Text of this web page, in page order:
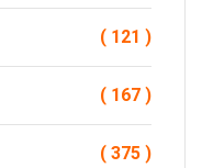
( 121 )
( 167 )
( 375 )